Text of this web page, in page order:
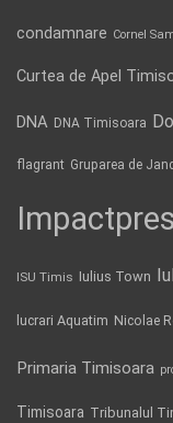
condamnare Cornel
Curtea de Apel
DNA DNA Timisoara
flagrant Gruparea de
ISU Timis Iulius Town
lucrari Aquatim Nicolae
Primaria Timisoara
Timisoara Tribunalul